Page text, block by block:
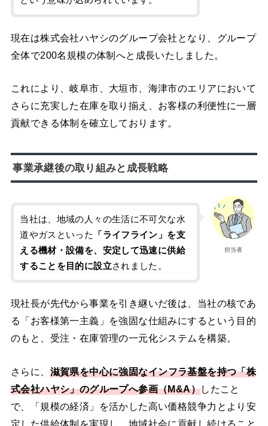
現在は株式会社ハヤシのグループ会社となり、グループ
全体で200名規模の体制へと成長いたしました。
これにより、岐阜市、大垣市、海津市のエリアにおいて
さらに充実した在庫を取り揃え、お客様の利便性に一層
貢献できる体制を確立しております。
事業承継後の取り組みと成長戦略
担当者
当社は、地域の人々の生活に不可欠な水
道やガスといった
「ライフライン」を支
える機材・設備を、安定して迅速に供給
することを目的に設立されました。
現社長が先代から事業を引き継いだ後は、当社の核であ
る「お客様第一主義」を強固な仕組みにするという目的
のもと、受注・在庫管理の一元化システムを構築。
さらに、 滋賀県を中心に強固なインフラ基盤を持つ「株
式会社ハヤシ」のグループへ参画（M&A）したこと
で、「規模の経済」を活かした高い価格競争力とより安
定した供給体制を実現し、地域社会に貢献し続けること